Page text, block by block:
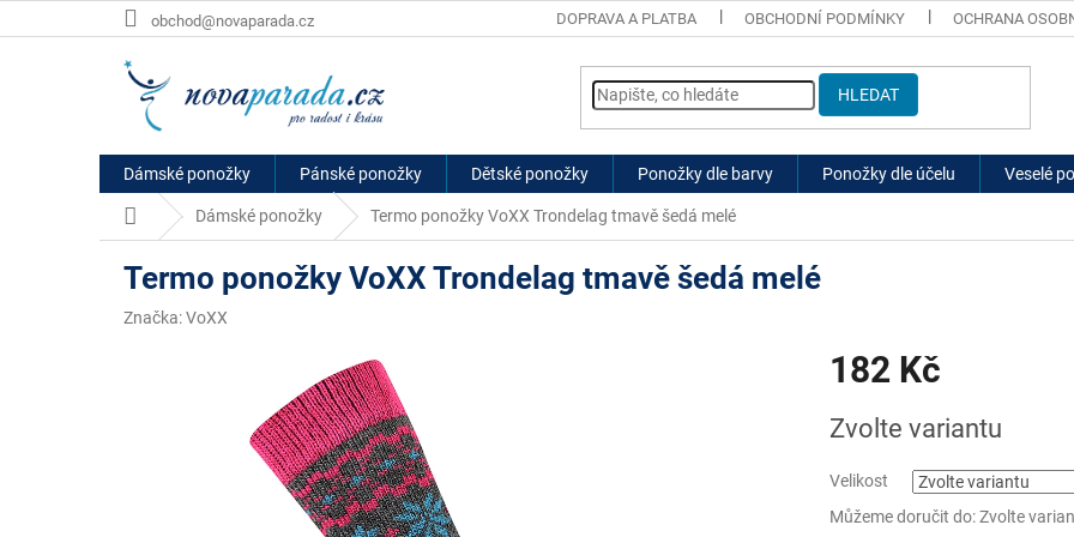
na
obchod@novaparada.cz DOPRAVA A PLATBA OBCHODNÍ PODMÍNKY OCHRANA
HLEDAT
Dámské ponožky Pánské ponožky Dětské ponožky Ponožky dle barvy Ponožky dle účelu Veselé
Domů Dámské ponožky Termo ponožky VoXX Trondelag tmavě šedá melé
Termo ponožky VoXX Trondelag tmavě šedá melé
Značka:VoXX
182 Kč
cena:
Zvolte variantu
Velikost
Můžeme doručit do:Zvolte